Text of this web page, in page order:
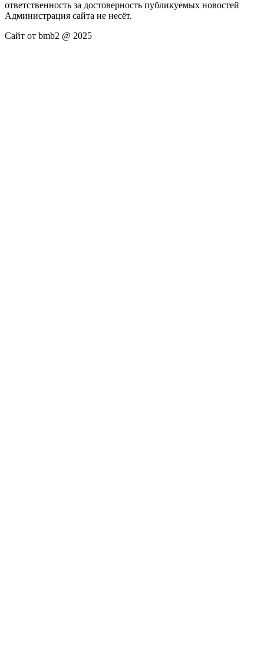
ответственность за достоверность публикуемых новостей
Администрация сайта не несёт.
Сайт от bmb2 @ 2025